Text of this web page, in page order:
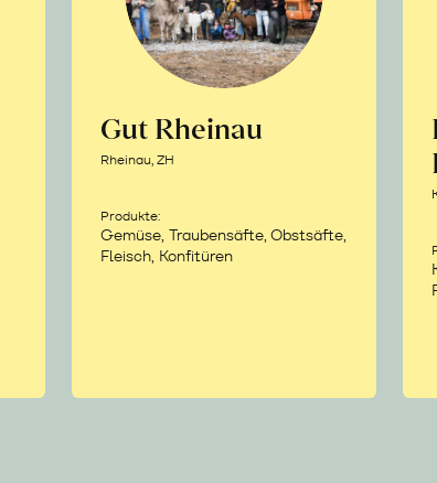
Gut Rheinau
Rheinau, ZH
Produkte:
Gemüse, Traubensäfte, Obstsäfte,
Fleisch, Konfitüren